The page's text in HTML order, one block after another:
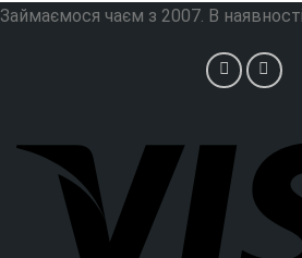
Займаємося чаєм з 2007. В